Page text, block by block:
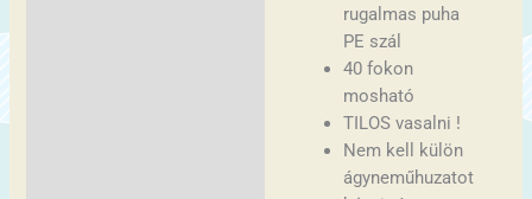
rugalmas puha
PE szál
40 fokon
mosható
TILOS vasalni !
Nem kell külön
ágyneműhuzatot